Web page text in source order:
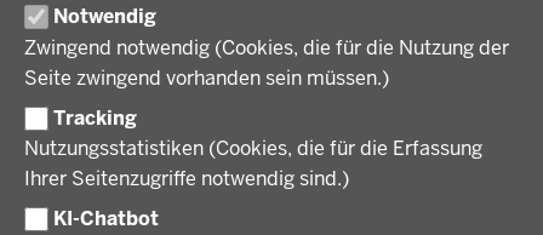
Notwendig
Zwingend notwendig (Cookies, die für die Nutzung der
Seite zwingend vorhanden sein müssen.)
Tracking
Nutzungsstatistiken (Cookies, die für die Erfassung
Ihrer Seitenzugriffe notwendig sind.)
KI-Chatbot
Wirtschaft, Kultur und Kommunales
Regierungsbezirk Münster
Geschichte und Gegenwart
Behördenleitung
Förderlotsinnen und Förderlotsen
KARRIERE UND AUSBILDUNG
Stellenangebote
Ausbildung
Volljurist:in
Praktikum
VERFAHREN UND BEKANNTMACHUNGEN
Amtsblatt
Verfahrensübersichten
PRESSE